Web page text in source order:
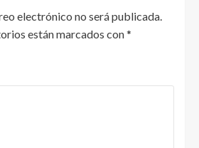
electrónico no será publicada.
están marcados con*